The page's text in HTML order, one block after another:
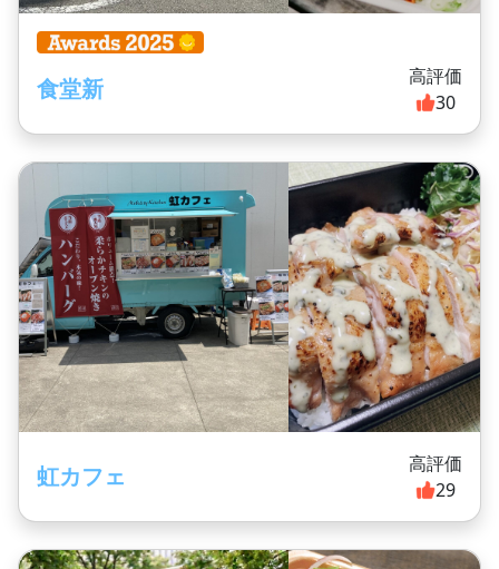
食堂新
高評価
30
虹カフェ
高評価
29